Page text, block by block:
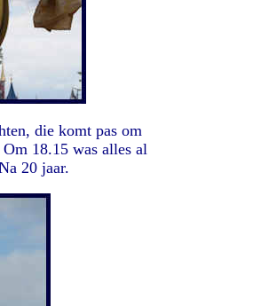
die komt pas om
18.15 was alles al
20 jaar.